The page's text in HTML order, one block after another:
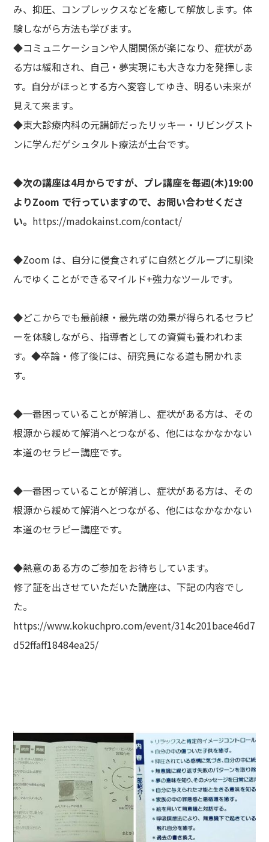
み、抑圧、コンプレックスなどを癒して解放します。体
験しながら方法も学びます。
◆コミュニケーションや人間関係が楽になり、症状があ
る方は緩和され、自己・夢実現にも大きな力を発揮しま
す。自分がほっとする方へ変容してゆき、明るい未来が
見えて来ます。
◆東大診療内科の元講師だったリッキー・リビングスト
ンに学んだゲシュタルト療法が土台です。
◆次の講座は4月からですが、プレ講座を毎週(木)19:00
よりZoom で行っていますので、お問い合わせくださ
い。 https://madokainst.com/contact/
◆Zoom は、自分に侵食されずに自然とグループに馴染
んでゆくことができるマイルド+強力なツールです。
◆どこからでも最前線・最先端の効果が得られるセラピ
ーを体験しながら、指導者としての資質も養われわま
す。◆卒論・修了後には、研究員になる道も開かれま
す。
◆一番困っていることが解消し、症状がある方は、その
根源から緩めて解消へとつながる、他にはなかなかない
本道のセラピー講座です。
◆一番困っていることが解消し、症状がある方は、その
根源から緩めて解消へとつながる、他にはなかなかない
本道のセラピー講座です。
◆熱意のある方のご参加をお待ちしています。
修了証を出させていただいた講座は、下記の内容でし
た。
https://www.kokuchpro.com/event/314c201bace46d7
d52ffaff18484ea25/